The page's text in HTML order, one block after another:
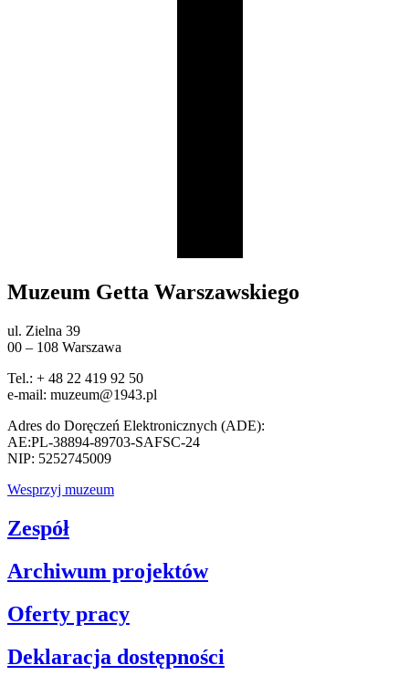
Muzeum Getta Warszawskiego
ul. Zielna 39
00 – 108 Warszawa
Tel.: + 48 22 419 92 50
e-mail: muzeum@1943.pl
Adres do Doręczeń Elektronicznych (ADE):
AE:PL-38894-89703-SAFSC-24
NIP: 5252745009
Wesprzyj muzeum
Zespół
Archiwum projektów
Oferty pracy
Deklaracja dostępności